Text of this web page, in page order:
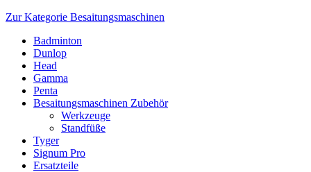
Zur Kategorie Besaitungsmaschinen
Badminton
Dunlop
Head
Gamma
Penta
Besaitungsmaschinen Zubehör
Werkzeuge
Standfüße
Tyger
Signum Pro
Ersatzteile